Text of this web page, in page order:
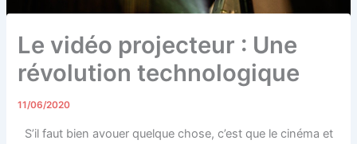
Le vidéo projecteur : Une
révolution technologique
11/06/2020
S’il faut bien avouer quelque chose, c’est que le cinéma et